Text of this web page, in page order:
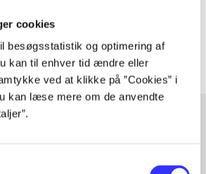
cookies
besøgsstatistik og optimering af
kan til enhver tid ændre eller
ved at klikke på ”Cookies” i
kan læse mere om de anvendte
ofte om